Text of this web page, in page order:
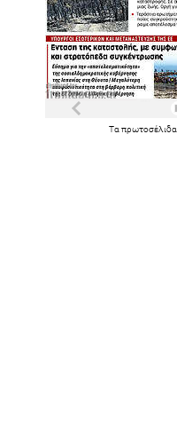
Τα πρωτοσέλιδα